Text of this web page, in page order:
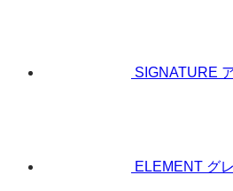
SIGNATURE
ELEMENT グ